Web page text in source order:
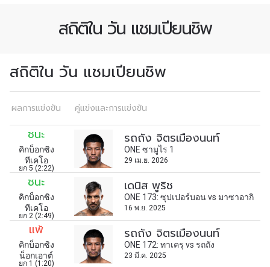
สถิติใน วัน แชมเปียนชิพ
สถิติใน วัน แชมเปียนชิพ
ผลการแข่งขัน คู่แข่งและการแข่งขัน
ชนะ
คิกบ็อกซิง
ทีเคโอ
ยก 5 (2:22)
รถถัง จิตรเมืองนนท์
ONE ซามูไร 1
29 เม.ย. 2026
ชนะ
คิกบ็อกซิง
ทีเคโอ
ยก 2 (2:49)
เดนิส พูริช
ONE 173: ซุปเปอร์บอน vs มาซาอากิ
16 พ.ย. 2025
แพ้
คิกบ็อกซิง
น็อกเอาต์
ยก 1 (1:20)
รถถัง จิตรเมืองนนท์
ONE 172: ทาเครุ vs รถถัง
23 มี.ค. 2025
คู่แข่ง
อีเวนต์
ดูไฮไลต์การแข่งขัน
สมัครเพื่อไม่พลาดข่าวเด็ด
เพื่อไม่พลาดข่าวสารของ ONE รีบลงทะเบียนตอนนี้
และสิทธิพิเศษในการเลือกที่นั่งที่ดีที่สุดในสนาม
อีเมล
ชื่อ
สมัคร
การส่งแบบฟอร์มนี้ถือว่าท่านให้ความยินยอมให้เรา
รวบรวม ใช้งาน และเปิดเผยข้อมูลของท่านภายใต้
นโยบายความเป็นส่วนตัวของเรา ท่านสามารถ
ยกเลิกการสมัครรับข่าวสารได้ตลอดเวลา